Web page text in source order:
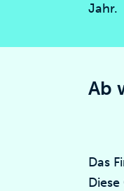
Jahr.
Ab
Das